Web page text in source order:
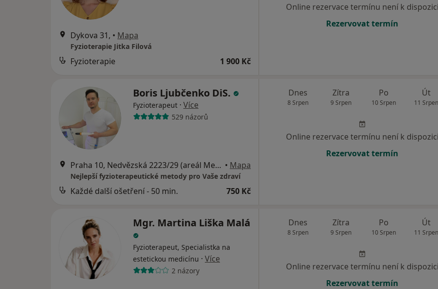
Dykova 31, • Mapa
Fyzioterapie Jitka Filová
Fyzioterapie 1 900 Kč
Online rezervace termínu není k dispozici
Rezervovat termín
Boris Ljubčenko DiS.
Fyzioterapeut · Více
529 názorů
Praha 10, Nedvězská 2223/29 (areál Medicentrum - Skalka, 2. patro), Praha • Mapa
Nejlepší fyzioterapeutické metody pro Vaše zdraví
Každé další ošetření - 50 min. 750 Kč
Dnes
8 Srpen
Zítra
9 Srpen
Po
10 Srpen
Út
11 Srpen
Online rezervace termínu není k dispozici
Rezervovat termín
Mgr. Martina Liška Malá
Fyzioterapeut, Specialistka na
estetickou medicínu · Více
2 názory
Dnes
8 Srpen
Zítra
9 Srpen
Po
10 Srpen
Út
11 Srpen
Online rezervace termínu není k dispozici
Rezervovat termín